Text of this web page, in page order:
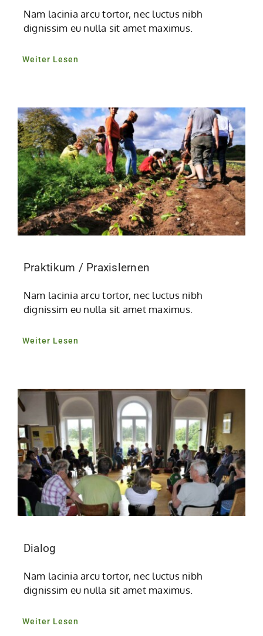
Nam lacinia arcu tortor, nec luctus nibh
dignissim eu nulla sit amet maximus.
Weiter Lesen
Praktikum / Praxislernen
Nam lacinia arcu tortor, nec luctus nibh
dignissim eu nulla sit amet maximus.
Weiter Lesen
Dialog
Nam lacinia arcu tortor, nec luctus nibh
dignissim eu nulla sit amet maximus.
Weiter Lesen